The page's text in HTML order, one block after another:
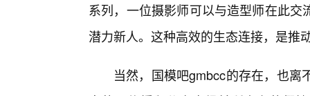
系列，一位摄影师可以与造型师在此
潜力新人。这种高效的生态连接，是推
当然，国模吧gmbcc的存在，也